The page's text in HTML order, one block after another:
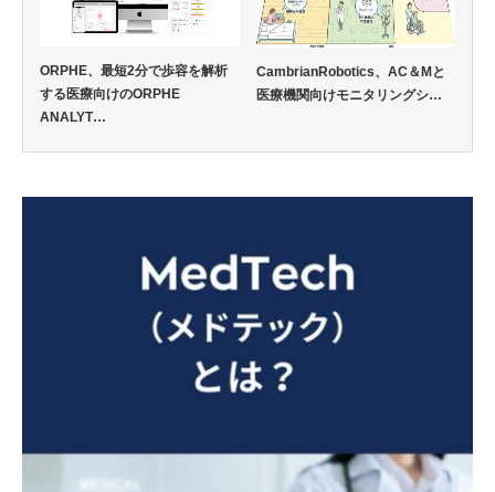
ORPHE、最短2分で歩容を解析
する医療向けのORPHE
ANALYT…
CambrianRobotics、AC＆Mと
医療機関向けモニタリングシ…